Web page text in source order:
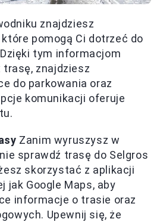
znajdziesz
pomogą Ci dotrzeć do
tym informacjom
trasę, znajdziesz
do parkowania oraz
komunikacji oferuje
Zanim wyruszysz w
sprawdź trasę do Selgros
skorzystać z aplikacji
jak Google Maps, aby
informacje o trasie oraz
Upewnij się, że